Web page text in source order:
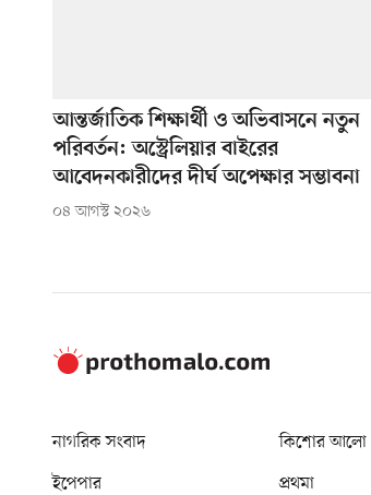
আন্তর্জাতিক শিক্ষার্থী ও অভিবাসনে নতুন
পরিবর্তন: অস্ট্রেলিয়ার বাইরের
আবেদনকারীদের দীর্ঘ অপেক্ষার সম্ভাবনা
০৪ আগস্ট ২০২৬
নাগরিক সংবাদ কিশোর আলো
ইপেপার
প্রথমা